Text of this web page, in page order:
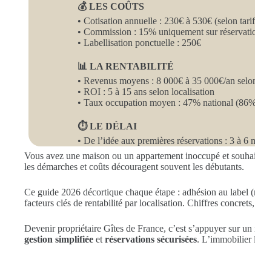
💰 LES COÛTS
• Cotisation annuelle : 230€ à 530€ (selon
• Commission : 15% uniquement sur
• Labellisation ponctuelle : 250€
📊 LA RENTABILITÉ
• Revenus moyens : 8 000€ à 35 000€/an
• ROI : 5 à 15 ans selon localisation
• Taux occupation moyen : 47% national
⏱️ LE DÉLAI
• De l’idée aux premières réservations : 3 à 6
Vous avez une maison ou un appartement inoccupé et
les démarches et coûts découragent souvent les débutants.
Ce guide 2026 décortique chaque étape : adhésion au label
facteurs clés de rentabilité par localisation. Chiffres
Devenir propriétaire Gîtes de France, c’est s’appuyer sur
gestion simplifiée et réservations sécurisées. L’immobilier